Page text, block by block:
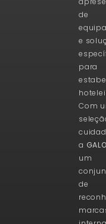
de
e
para
Com
a
um
de